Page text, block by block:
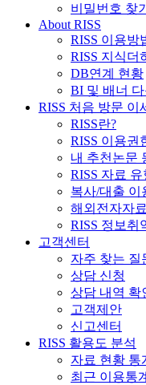
비밀번호 찾기
About RISS
RISS 이용방
RISS 지식더
DB연계 현황
BI 및 배너
RISS 처음 방문 이
RISS란?
RISS 이용권
내 추천논문
RISS 자료
복사/대출 이
해외전자자
RISS 정보취
고객센터
자주 찾는 질
상담 신청
상담 내역 확
고객제안
신고센터
RISS 활용도 분석
자료 현황 통
최근 이용통